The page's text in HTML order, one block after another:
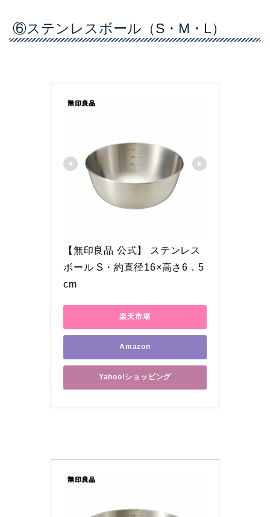
⑥ステンレスボール（S・M・L）
【無印良品 公式】 ステンレス
ボール S・約直径16×高さ6．5
cm
楽天市場
Amazon
Yahoo!ショッピング